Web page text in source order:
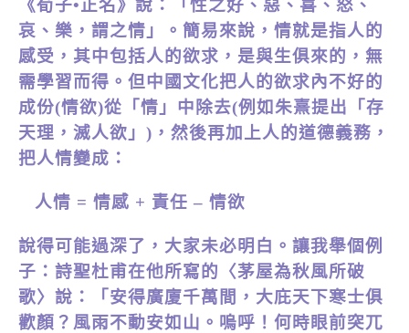
《荀子•正名》說：「性之好、惡、喜、怒、
哀、樂，謂之情」。簡易來說，情就是指人的
感受，其中包括人的欲求，是與生俱來的，無
需學習而得。但中國文化把人的欲求內不好的
成份(情欲)從「情」中除去(例如朱熹提出「存
天理，滅人欲」)，然後再加上人的道德義務，
把人情變成：
人情 = 情感 + 責任 – 情欲
說得可能過深了，大家未必明白。讓我舉個例
子：詩聖杜甫在他所寫的〈茅屋為秋風所破
歌〉說：「安得廣廈千萬間，大庇天下寒士俱
歡顏？風雨不動安如山。嗚呼！何時眼前突兀